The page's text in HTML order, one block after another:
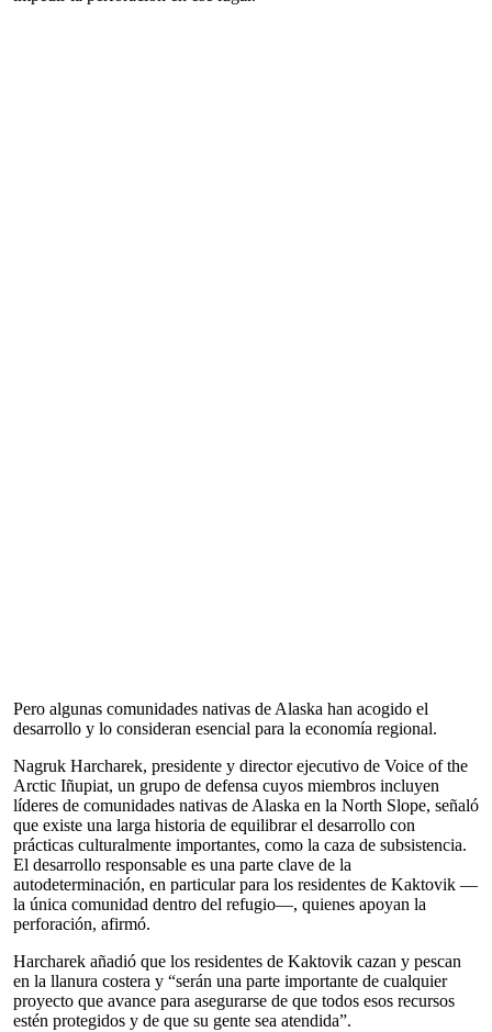
Pero algunas comunidades nativas de Alaska han acogido el
desarrollo y lo consideran esencial para la economía regional.
Nagruk Harcharek, presidente y director ejecutivo de Voice of the
Arctic Iñupiat, un grupo de defensa cuyos miembros incluyen
líderes de comunidades nativas de Alaska en la North Slope, señaló
que existe una larga historia de equilibrar el desarrollo con
prácticas culturalmente importantes, como la caza de subsistencia.
El desarrollo responsable es una parte clave de la
autodeterminación, en particular para los residentes de Kaktovik —
la única comunidad dentro del refugio—, quienes apoyan la
perforación, afirmó.
Harcharek añadió que los residentes de Kaktovik cazan y pescan
en la llanura costera y “serán una parte importante de cualquier
proyecto que avance para asegurarse de que todos esos recursos
estén protegidos y de que su gente sea atendida”.